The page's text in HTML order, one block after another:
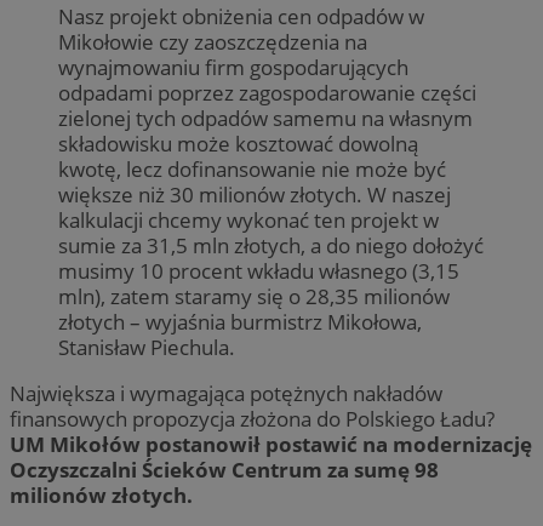
Nasz projekt obniżenia cen odpadów w
Mikołowie czy zaoszczędzenia na
wynajmowaniu firm gospodarujących
odpadami poprzez zagospodarowanie części
zielonej tych odpadów samemu na własnym
składowisku może kosztować dowolną
kwotę, lecz dofinansowanie nie może być
większe niż 30 milionów złotych. W naszej
kalkulacji chcemy wykonać ten projekt w
sumie za 31,5 mln złotych, a do niego dołożyć
musimy 10 procent wkładu własnego (3,15
mln), zatem staramy się o 28,35 milionów
złotych – wyjaśnia burmistrz Mikołowa,
Stanisław Piechula.
Największa i wymagająca potężnych nakładów
finansowych propozycja złożona do Polskiego Ładu?
UM Mikołów postanowił postawić na modernizację
Oczyszczalni Ścieków Centrum za sumę 98
milionów złotych.